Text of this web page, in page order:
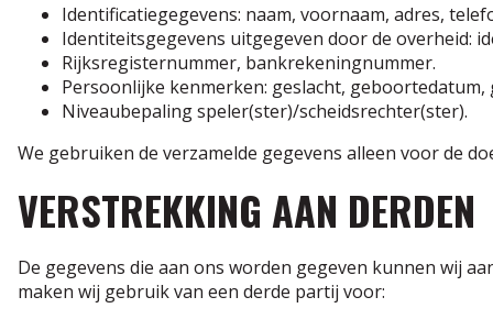
Identificatiegegevens: naam, voornaam, adres,
Identiteitsgegevens uitgegeven door de overheid:
Rijksregisternummer, bankrekeningnummer.
Persoonlijke kenmerken: geslacht,
Niveaubepaling speler(ster)/scheidsrechter(ster).
We gebruiken de verzamelde gegevens alleen voor de
VERSTREKKING AAN DERDEN
De gegevens die aan ons worden gegeven kunnen wij
maken wij gebruik van een derde partij voor: